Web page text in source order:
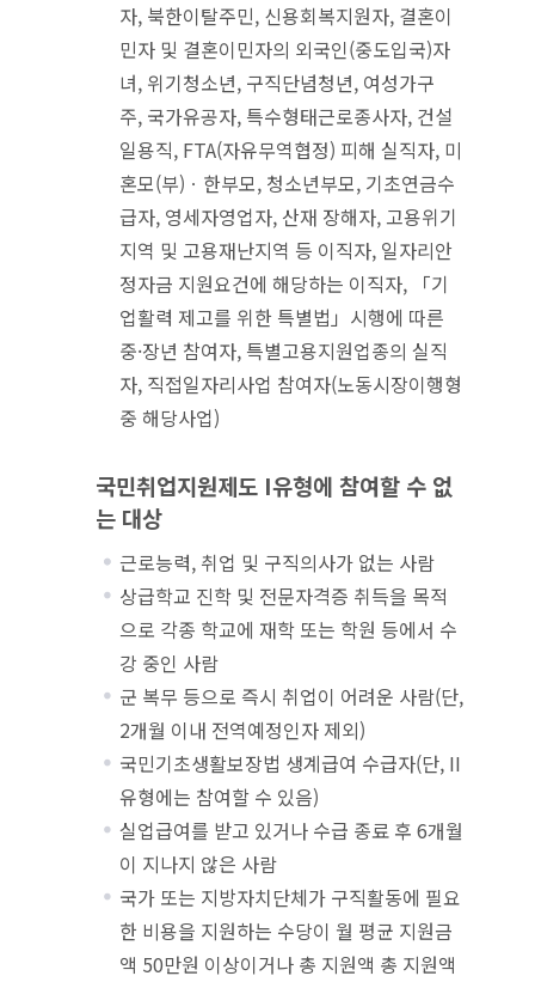
자, 북한이탈주민, 신용회복지원자, 결혼이
민자 및 결혼이민자의 외국인(중도입국)자
녀, 위기청소년, 구직단념청년, 여성가구
주, 국가유공자, 특수형태근로종사자, 건설
일용직, FTA(자유무역협정) 피해 실직자, 미
혼모(부)ㆍ한부모, 청소년부모, 기초연금수
급자, 영세자영업자, 산재 장해자, 고용위기
지역 및 고용재난지역 등 이직자, 일자리안
정자금 지원요건에 해당하는 이직자, 「기
업활력 제고를 위한 특별법」시행에 따른
중·장년 참여자, 특별고용지원업종의 실직
자, 직접일자리사업 참여자(노동시장이행형
중 해당사업)
국민취업지원제도 I유형에 참여할 수 없
는 대상
근로능력, 취업 및 구직의사가 없는 사람
상급학교 진학 및 전문자격증 취득을 목적
으로 각종 학교에 재학 또는 학원 등에서 수
강 중인 사람
군 복무 등으로 즉시 취업이 어려운 사람(단,
2개월 이내 전역예정인자 제외)
국민기초생활보장법 생계급여 수급자(단, II
유형에는 참여할 수 있음)
실업급여를 받고 있거나 수급 종료 후 6개월
이 지나지 않은 사람
국가 또는 지방자치단체가 구직활동에 필요
한 비용을 지원하는 수당이 월 평균 지원금
액 50만원 이상이거나 총 지원액 총 지원액